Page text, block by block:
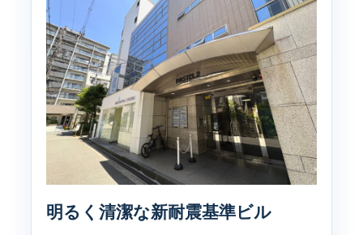
明るく清潔な新耐震基準ビル